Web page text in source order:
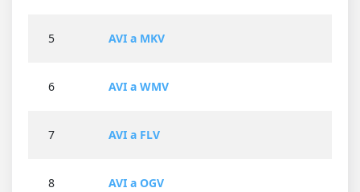
5 AVI a MKV
6 AVI a WMV
7 AVI a FLV
8 AVI a OGV